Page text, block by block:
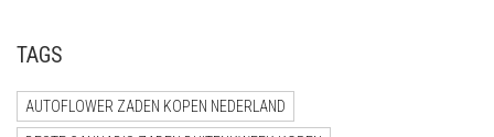
TAGS
AUTOFLOWER ZADEN KOPEN NEDERLAND